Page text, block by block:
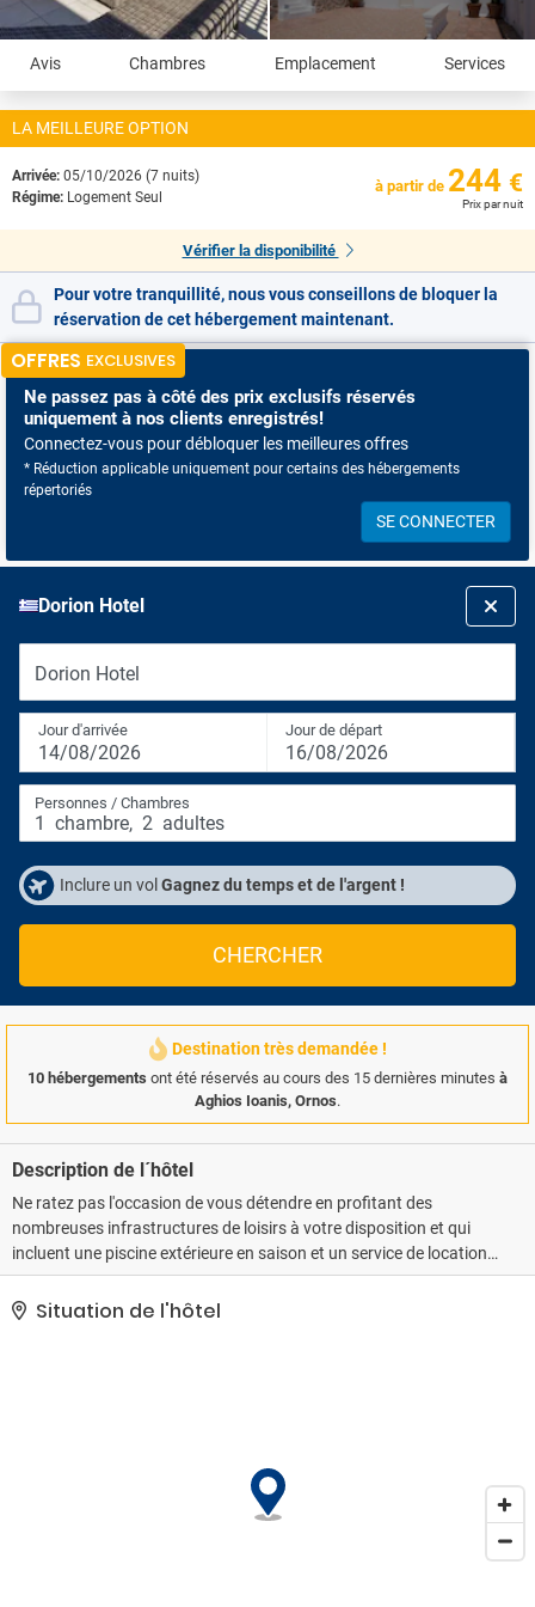
Avis Chambres Emplacement Services
LA MEILLEURE OPTION
Arrivée: 05/10/2026 (7 nuits)
Régime: Logement Seul
à partir de 244 €
Prix par nuit
Vérifier la disponibilité
Pour votre tranquillité, nous vous conseillons de bloquer la
réservation de cet hébergement maintenant.
OFFRES EXCLUSIVES
Ne passez pas à côté des prix exclusifs réservés
uniquement à nos clients enregistrés!
Connectez-vous pour débloquer les meilleures offres
* Réduction applicable uniquement pour certains des hébergements
répertoriés
SE CONNECTER
Dorion Hotel
Dorion Hotel
Jour d'arrivée
14/08/2026
Jour de départ
16/08/2026
Personnes / Chambres
1 chambre, 2 adultes
Inclure un vol Gagnez du temps et de l'argent !
CHERCHER
Destination très demandée !
10 hébergements ont été réservés au cours des 15 dernières minutes à
Aghios Ioanis, Ornos.
Description de l´hôtel
Ne ratez pas l'occasion de vous détendre en profitant des
nombreuses infrastructures de loisirs à votre disposition et qui
incluent une piscine extérieure en saison et un service de location
de vélos. Parmi les services et équipements offerts par cet hôtel
vous trouvez également l'accès Wi-Fi à Internet gratuit, un service
Situation de l'hôtel